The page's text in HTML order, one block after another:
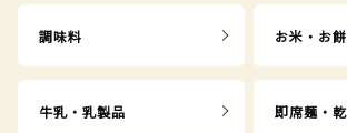
調味料 お米・お餅
牛乳・乳製品 即席麺・